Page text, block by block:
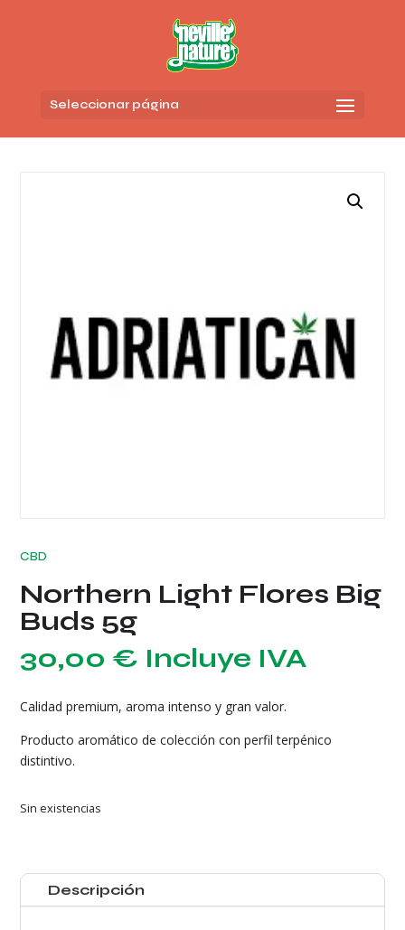
Seleccionar página
CBD
Northern Light Flores Big
Buds 5g
30,00 € Incluye IVA
Calidad premium, aroma intenso y gran valor.
Producto aromático de colección con perfil terpénico
distintivo.
Sin existencias
Descripción